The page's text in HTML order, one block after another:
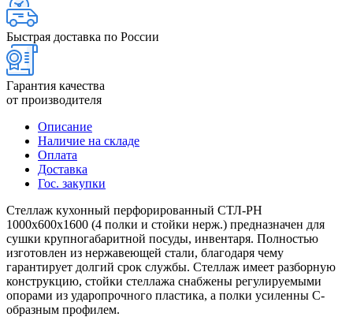
Быстрая доставка по России
Гарантия качества
от производителя
Описание
Наличие на складе
Оплата
Доставка
Гос. закупки
Стеллаж кухонный перфорированный СТЛ-РН
1000х600х1600 (4 полки и стойки нерж.) предназначен для
сушки крупногабаритной посуды, инвентаря. Полностью
изготовлен из нержавеющей стали, благодаря чему
гарантирует долгий срок службы. Стеллаж имеет разборную
конструкцию, стойки стеллажа снабжены регулируемыми
опорами из ударопрочного пластика, а полки усиленны С-
образным профилем.